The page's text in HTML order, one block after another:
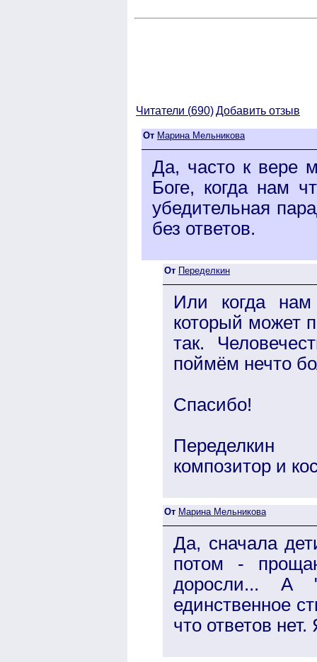
Читатели (690)Добавить отзыв
От Марина Мельникова
Да, часто к вере
Боге, когда нам
убедительная
без ответов.
От Переделкин
Или когда
который может
так.
поймём нечто
Спасибо!
Переделкин
композитор и
От Марина Мельникова
Да, сначала
потом -
доросли... А
единственное
что ответов